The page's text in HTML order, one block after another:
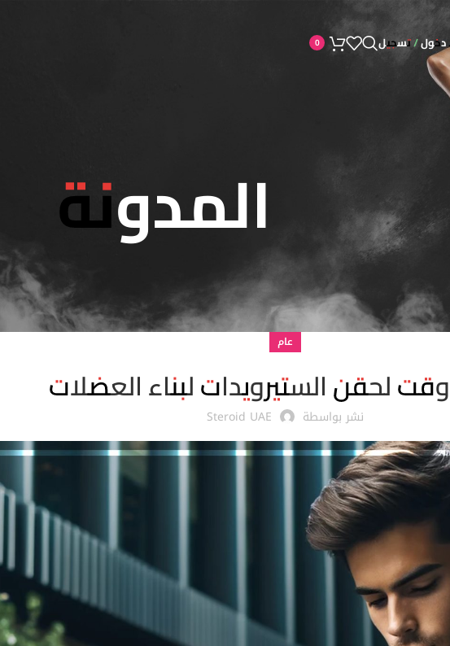
دخول / تسجيل 0
المدونة
عام
لحقن الستيرويدات لبناء العضلات
نشر بواسطة Steroid UAE